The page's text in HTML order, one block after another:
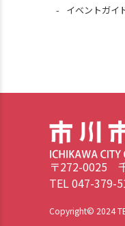
イベントガイ
〒272-0025
TEL 047-379-
Copyright© 2024